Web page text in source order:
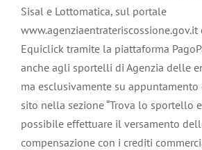
Sisal e Lottomatica, sul portale
www.agenziaentrateriscossione.gov.it
Equiclick tramite la piattaforma
anche agli sportelli di Agenzia delle
ma esclusivamente su appuntamento
sito nella sezione “Trova lo sportello
possibile effettuare il versamento
compensazione con i crediti